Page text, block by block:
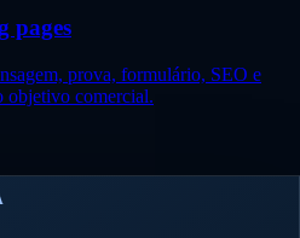
pages
prova, formulário, SEO e
objetivo comercial.